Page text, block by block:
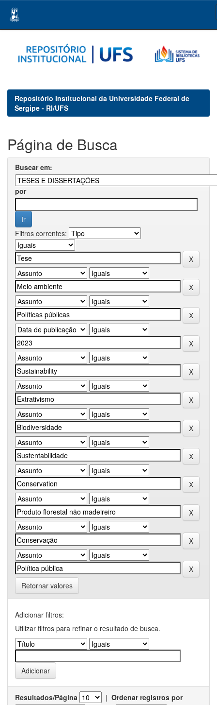
navigation
Repositório Institucional da Universidade Federal de
Sergipe - RI/UFS
Página de Busca
Buscar em:
por
Filtros correntes:
Retornar valores
Adicionar filtros:
Utilizar filtros para refinar o resultado de busca.
Resultados/Página | Ordenar registros por